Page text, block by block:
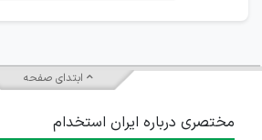
ابتدای صفحه
مختصری درباره ایران استخدام